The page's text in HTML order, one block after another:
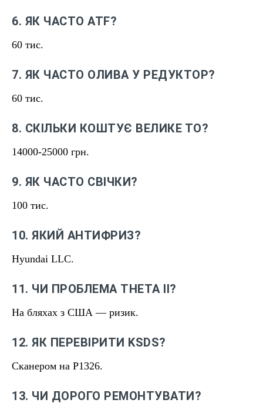
6. ЯК ЧАСТО ATF?
60 тис.
7. ЯК ЧАСТО ОЛИВА У РЕДУКТОР?
60 тис.
8. СКІЛЬКИ КОШТУЄ ВЕЛИКЕ ТО?
14000-25000 грн.
9. ЯК ЧАСТО СВІЧКИ?
100 тис.
10. ЯКИЙ АНТИФРИЗ?
Hyundai LLC.
11. ЧИ ПРОБЛЕМА THETA II?
На бляхах з США — ризик.
12. ЯК ПЕРЕВІРИТИ KSDS?
Сканером на P1326.
13. ЧИ ДОРОГО РЕМОНТУВАТИ?